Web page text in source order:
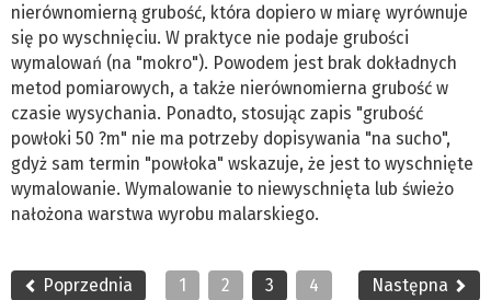
nierównomierną grubość, która dopiero w miarę wyrównuje
się po wyschnięciu. W praktyce nie podaje grubości
wymalowań (na "mokro"). Powodem jest brak dokładnych
metod pomiarowych, a także nierównomierna grubość w
czasie wysychania. Ponadto, stosując zapis "grubość
powłoki 50 ?m" nie ma potrzeby dopisywania "na sucho",
gdyż sam termin "powłoka" wskazuje, że jest to wyschnięte
wymalowanie. Wymalowanie to niewyschnięta lub świeżo
nałożona warstwa wyrobu malarskiego.
Poprzednia 1 2 3 4 Następna